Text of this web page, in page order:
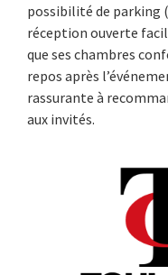
possibilité de parking
réception ouverte
que ses chambres
repos après
rassurante à
aux invités.